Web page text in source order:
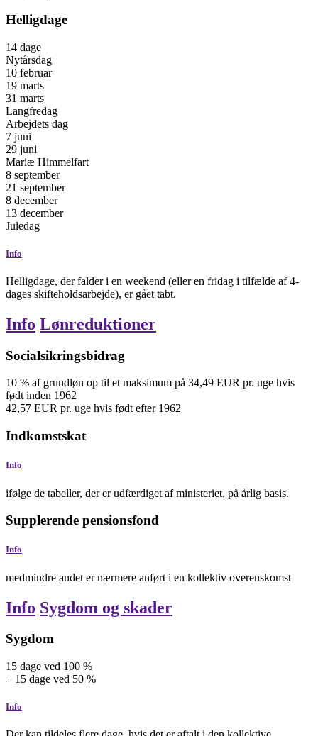
Helligdage
14 dage
Nytårsdag
10 februar
19 marts
31 marts
Langfredag
Arbejdets dag
7 juni
29 juni
Mariæ Himmelfart
8 september
21 september
8 december
13 december
Juledag
Info
Helligdage, der falder i en weekend (eller en fridag i tilfælde af 4-
dages skifteholdsarbejde), er gået tabt.
Info Lønreduktioner
Socialsikringsbidrag
10 % af grundløn op til et maksimum på 34,49 EUR pr. uge hvis
født inden 1962
42,57 EUR pr. uge hvis født efter 1962
Indkomstskat
Info
ifølge de tabeller, der er udfærdiget af ministeriet, på årlig basis.
Supplerende pensionsfond
Info
medmindre andet er nærmere anført i en kollektiv overenskomst
Info Sygdom og skader
Sygdom
15 dage ved 100 %
+ 15 dage ved 50 %
Info